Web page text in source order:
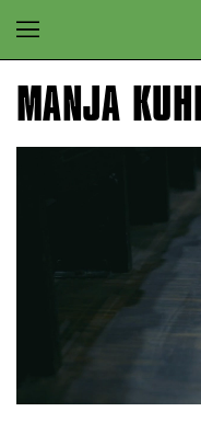
Zur
Zum Hauptinhalt
MANJA